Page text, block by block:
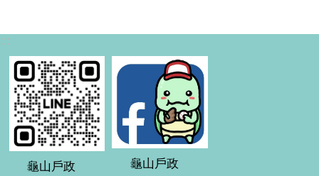
:::
龜山戶政
龜山戶政